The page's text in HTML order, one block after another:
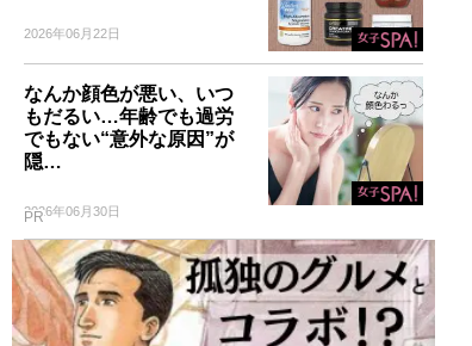
2026年06月22日
なんか顔色が悪い、いつ
もだるい…年齢でも過労
でもない“意外な原因”が
隠…
2026年06月30日
PR